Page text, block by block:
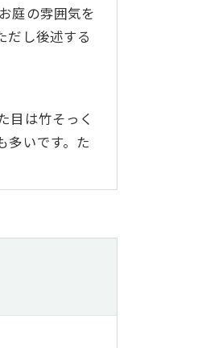
庭の雰囲気を
だし後述する
目は竹そっく
多いです。た